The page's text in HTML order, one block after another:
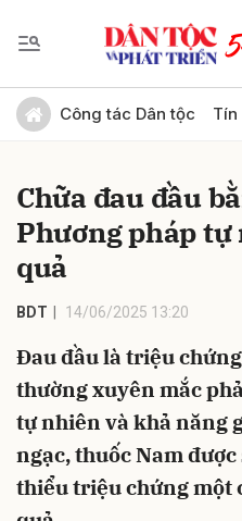
Công tác Dân tộc
Chữa đau đầu
Phương pháp
quả
BDT 14/06/2025 13:20
Đau đầu là triệu
thường xuyên mắc
tự nhiên và khả năng
ngạc, thuốc Nam
thiểu triệu chứng một
Gửi bình luận